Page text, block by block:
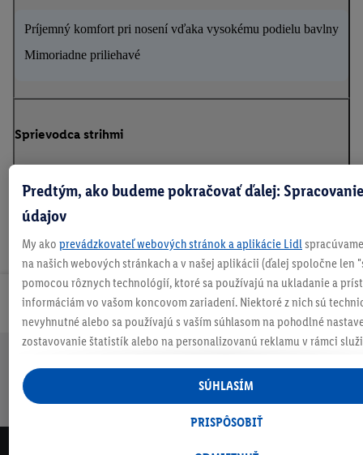
Príjemný komfort pri nosení vďaka vysokému podielu bavlny
Mimoriadne priliehavé
Sprievodca strihmi
Odoberaj Newsletter!
Doprava
zadarmo
nad 70 €¹
30 dní na
Vrátenie
Každý
týždeň
niečo nové
Bezpečný nákup
Predtým, ako budeme pokračovať ďalej:
údajov
My ako prevádzkovateľ webových stránok a aplikácie Lidl
na našich webových stránkach a v našej aplikácii (ďalej spoločne len
pomocou rôznych technológií, ktoré sa používajú na ukladanie a
informáciám vo vašom koncovom zariadení. Niektoré z nich sú
nevyhnutné alebo sa používajú s vaším súhlasom na pohodlné
zostavovanie štatistík alebo na personalizovanú reklamu v rámci
údaje z vášho nákupného správania v obchode.
Ak tu udelíte svoj súhlas na účely personalizovanej reklamy a
vytvoríte účet Lidl Plus alebo sa prihlásite do svojho existujúceho
PRISPÔSOBIŤ
SÚHLASÍM